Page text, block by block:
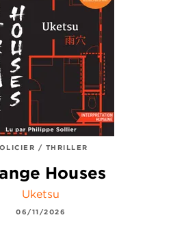
/ THRILLER
Houses
Uketsu
06/11/2026